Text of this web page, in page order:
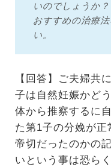
いのでしょうか？
おすすめの治療
い。
【回答】ご夫婦共
子は自然妊娠かど
体から推察するに
た第1子の分娩が
帝切だったのかの
いという事は恐ら